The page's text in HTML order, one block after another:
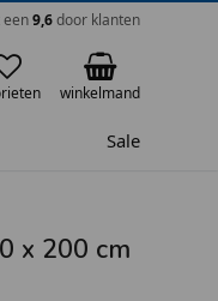
een9,6door klanten
winkelmand
Sale
x 200 cm